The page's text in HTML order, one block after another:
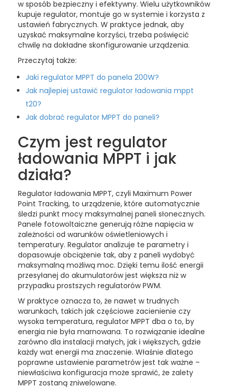
u
s
t
a
w
ć
r
e
g
u
l
a
t
o
r
s
o
l
a
r
w sposób bezpieczny i efektywny. Wielu użytkowników
kupuje regulator, montuje go w systemie i korzysta z
ustawień fabrycznych. W praktyce jednak, aby
uzyskać maksymalne korzyści, trzeba poświęcić
chwilę na dokładne skonfigurowanie urządzenia.
Przeczytaj także:
Jaki regulator MPPT do panela 200W?
Jak najlepiej ustawić regulator ładowania mppt
t20?
Jak dobrać regulator MPPT do paneli?
Czym jest regulator
ładowania MPPT i jak
działa?
Regulator ładowania MPPT, czyli Maximum Power
Point Tracking, to urządzenie, które automatycznie
śledzi punkt mocy maksymalnej paneli słonecznych.
Panele fotowoltaiczne generują różne napięcia w
zależności od warunków oświetleniowych i
temperatury. Regulator analizuje te parametry i
dopasowuje obciążenie tak, aby z paneli wydobyć
maksymalną możliwą moc. Dzięki temu ilość energii
przesyłanej do akumulatorów jest większa niż w
przypadku prostszych regulatorów PWM.
W praktyce oznacza to, że nawet w trudnych
warunkach, takich jak częściowe zacienienie czy
wysoka temperatura, regulator MPPT dba o to, by
energia nie była marnowana. To rozwiązanie idealne
zarówno dla instalacji małych, jak i większych, gdzie
każdy wat energii ma znaczenie. Właśnie dlatego
poprawne ustawienie parametrów jest tak ważne –
niewłaściwa konfiguracja może sprawić, że zalety
MPPT zostaną zniwelowane.